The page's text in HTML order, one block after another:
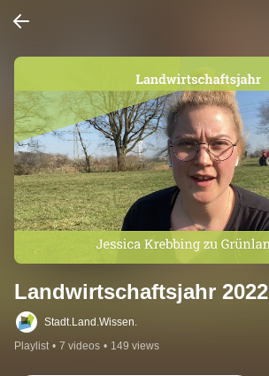
Landwirtschaftsjahr 2022
Stadt.Land.Wissen.
Playlist • 7 videos • 149 views